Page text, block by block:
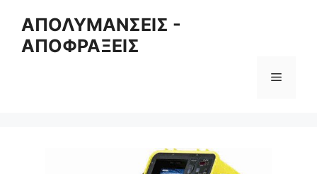
content
ΑΠΟΛΥΜΑΝΣΕΙΣ -
ΑΠΟΦΡΑΞΕΙΣ
Menu